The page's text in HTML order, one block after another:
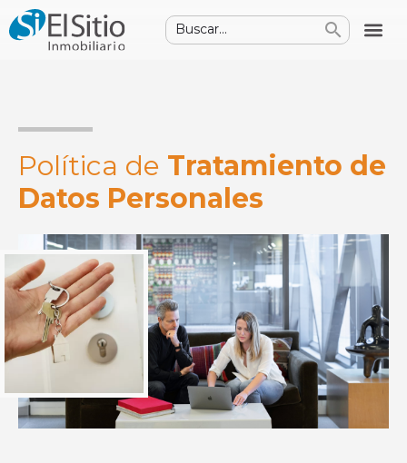
Política de Tratamiento de
Datos Personales